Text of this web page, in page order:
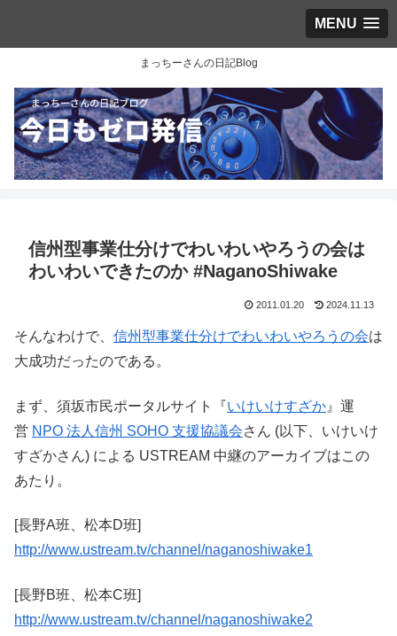
MENU
まっちーさんの日記Blog
信州型事業仕分けでわいわいやろうの会は
わいわいできたのか #NaganoShiwake
2011.01.20 2024.11.13
そんなわけで、 信州型事業仕分けでわいわいやろうの会は
大成功だったのである。
まず、須坂市民ポータルサイト『いけいけすざか 』運
営 NPO 法人信州 SOHO 支援協議会さん (以下、いけいけ
すざかさん) による USTREAM 中継のアーカイブはこの
あたり。
[長野A班、松本D班]
http://www.ustream.tv/channel/naganoshiwake1
[長野B班、松本C班]
http://www.ustream.tv/channel/naganoshiwake2